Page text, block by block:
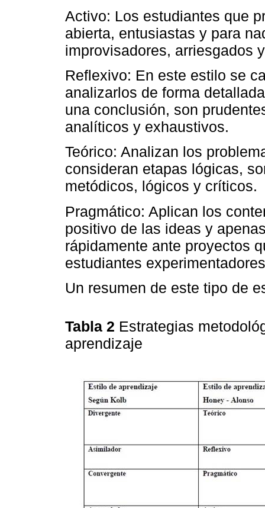
Activo: Los estudiantes que
abierta, entusiastas y para
improvisadores, arriesgados
Reflexivo: En este estilo se
analizarlos de forma
una conclusión, son
analíticos y exhaustivos.
Teórico: Analizan los
consideran etapas lógicas,
metódicos, lógicos y críticos.
Pragmático: Aplican los
positivo de las ideas y
rápidamente ante proyectos
estudiantes
Un resumen de este tipo de
Tabla 2 Estrategias
aprendizaje